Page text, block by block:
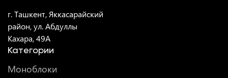
г. Ташкент, Яккасарайский
район, ул. Абдуллы
Кахара, 49A
Категории
Моноблоки